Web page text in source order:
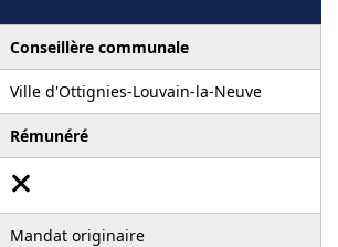
Conseillère communale
Ville d'Ottignies-Louvain-la-Neuve
Rémunéré
Mandat originaire